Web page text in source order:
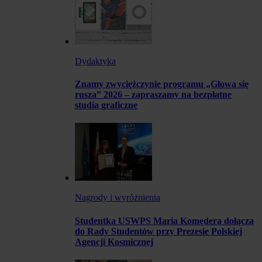
Dydaktyka
Znamy zwyciężczynie programu „Głowa się
rusza” 2026 – zapraszamy na bezpłatne
studia graficzne
Nagrody i wyróżnienia
Studentka USWPS Maria Komędera dołącza
do Rady Studentów przy Prezesie Polskiej
Agencji Kosmicznej